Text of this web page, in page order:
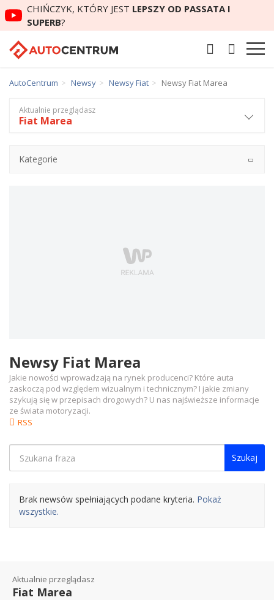
CHIŃCZYK, KTÓRY JEST LEPSZY OD PASSATA I
SUPERB?
AutoCentrum Newsy Newsy Fiat Newsy Fiat Marea
Newsy Fiat Marea
RSS
Jakie nowości wprowadzają na rynek producenci? Które auta
zaskoczą pod względem wizualnym i technicznym? I jakie zmiany
szykują się w przepisach drogowych? U nas najświeższe informacje
ze świata motoryzacji.
Szukaj
Brak newsów spełniających podane kryteria. Pokaż
wszystkie.
Aktualnie przeglądasz
Fiat Marea
Kategorie
Aktualnie przeglądasz
Fiat Marea